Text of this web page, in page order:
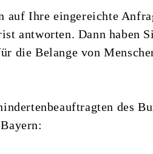
auf Ihre eingereichte
antworten. Dann haben
die Belange von
des